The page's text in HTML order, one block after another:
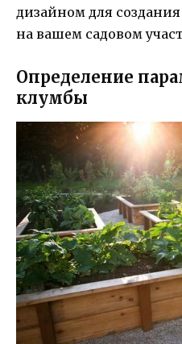
дизайном для
на вашем садовом
Определение
клумбы